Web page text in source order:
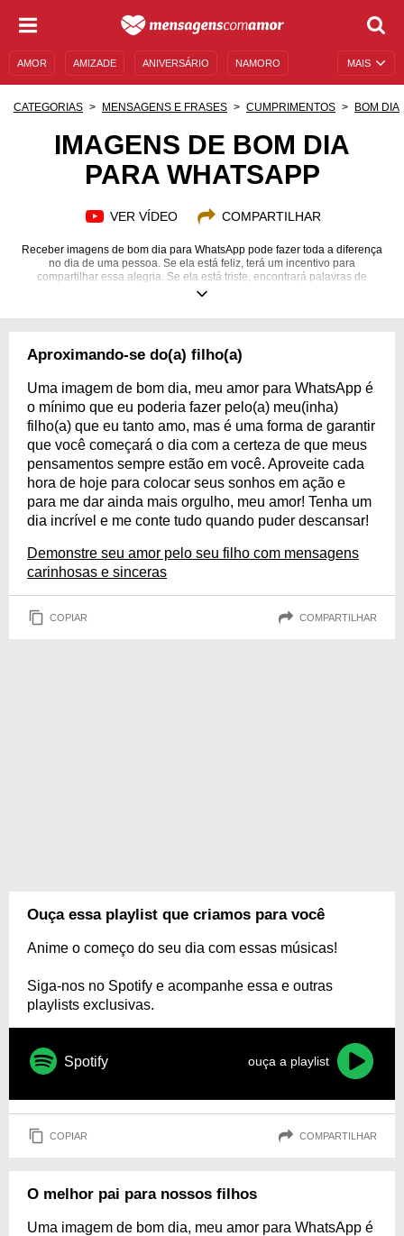
MAIS
AMOR AMIZADE ANIVERSÁRIO NAMORO
MENSAGENS E FRASES MENSAGENS DE ANIVERSÁRIO
CATEGORIAS MENSAGENS E FRASES CUMPRIMENTOS BOM DIA
IMAGENS DE BOM DIA
PARA WHATSAPP
VER VÍDEO COMPARTILHAR
Receber imagens de bom dia para WhatsApp pode fazer toda a diferença
no dia de uma pessoa. Se ela está feliz, terá um incentivo para
compartilhar essa alegria. Se ela está triste, encontrará palavras de
conforto e de apoio de uma pessoa muito querida. Não existe uma
instantâneo será de alegria! Aqueça o coração das pessoas que são
Aproximando-se do(a) filho(a)
Uma imagem de bom dia, meu amor para WhatsApp é
o mínimo que eu poderia fazer pelo(a) meu(inha)
filho(a) que eu tanto amo, mas é uma forma de garantir
que você começará o dia com a certeza de que meus
pensamentos sempre estão em você. Aproveite cada
hora de hoje para colocar seus sonhos em ação e
para me dar ainda mais orgulho, meu amor! Tenha um
dia incrível e me conte tudo quando puder descansar!
Demonstre seu amor pelo seu filho com mensagens
carinhosas e sinceras
COPIAR COMPARTILHAR
Ouça essa playlist que criamos para você
Anime o começo do seu dia com essas músicas!
Siga-nos no Spotify e acompanhe essa e outras
playlists exclusivas.
Spotify ouça a playlist
COPIAR COMPARTILHAR
O melhor pai para nossos filhos
Uma imagem de bom dia, meu amor para WhatsApp é